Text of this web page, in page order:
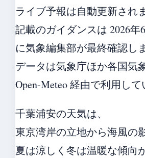
ライブ予報は自動更新され
記載のガイダンスは 2026年
に気象編集部が最終確認し
データは気象庁ほか各国気
Open-Meteo 経由で利用して
千葉浦安の天気は、
東京湾岸の立地から海風の
夏は涼しく冬は温暖な傾向